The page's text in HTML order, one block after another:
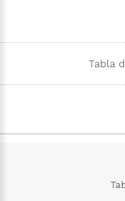
Tabla